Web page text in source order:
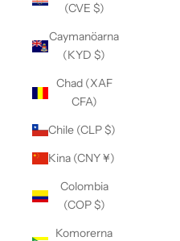
(CVE $)
Caymanöarna
(KYD $)
Chad (XAF
CFA)
Chile (CLP $)
Kina (CNY ¥)
Colombia
(COP $)
Komorerna